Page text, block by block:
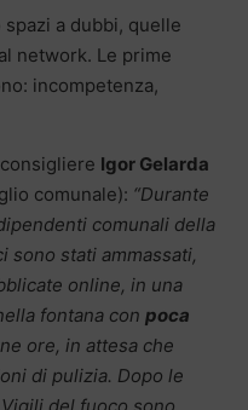
a dubbi, quelle
network. Le prime
incompetenza,
Igor Gelarda
comunale): “Durante
comunali della
sono stati ammassati,
online, in una
fontana con poca
ore, in attesa che
di pulizia. Dopo le